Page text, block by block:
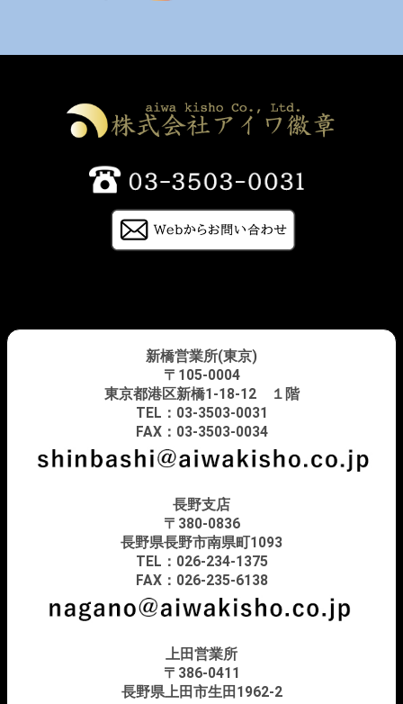
新橋営業所(東京)
〒105-0004
東京都港区新橋1-18-12 １階
TEL：03-3503-0031
FAX：03-3503-0034
長野支店
〒380-0836
長野県長野市南県町1093
TEL：026-234-1375
FAX：026-235-6138
上田営業所
〒386-0411
長野県上田市生田1962-2